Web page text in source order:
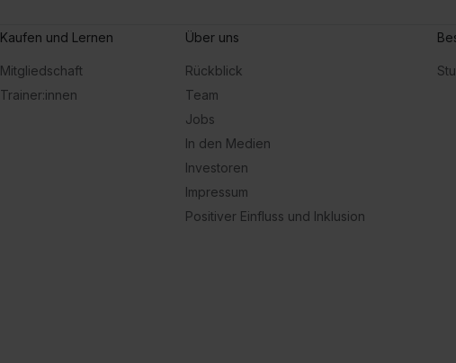
Kaufen und Lernen
Mitgliedschaft
Trainer:innen
Über uns
Rückblick
Team
Jobs
In den Medien
Investoren
Impressum
Positiver Einfluss und Inklusion